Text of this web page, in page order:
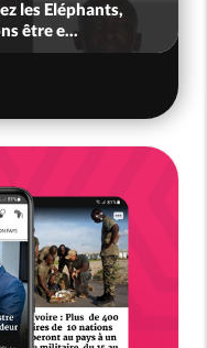
les Eléphants,
être e...